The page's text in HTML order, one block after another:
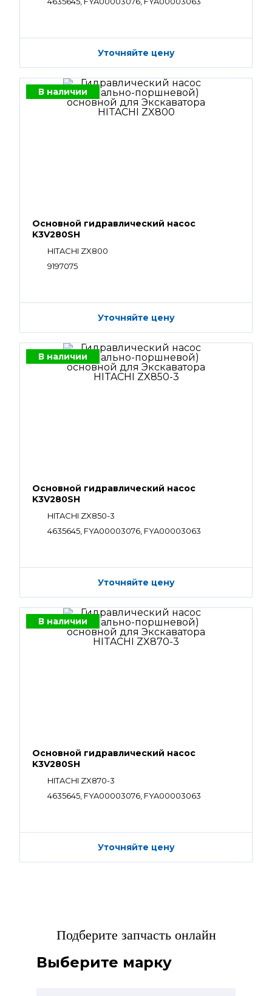
Уточняйте цену
В наличии
Основной гидравлический насос
K3V280SH
HITACHI ZX800
9197075
Уточняйте цену
В наличии
Основной гидравлический насос
K3V280SH
HITACHI ZX850-3
4635645, FYA00003076, FYA00003063
Уточняйте цену
В наличии
Основной гидравлический насос
K3V280SH
HITACHI ZX870-3
4635645, FYA00003076, FYA00003063
Уточняйте цену
Подберите запчасть онлайн
Выберите марку